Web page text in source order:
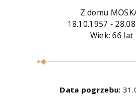
Z domu
18.10.1957 -
Wiek: 66 lat
Data pogrzebu: